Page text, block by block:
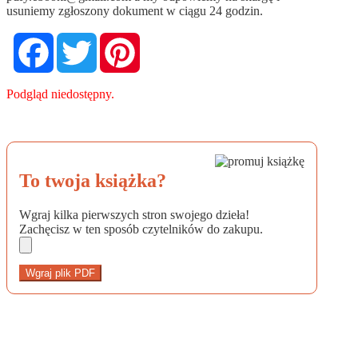
usuniemy zgłoszony dokument w ciągu 24 godzin.
FacebookTwitter
Podgląd niedostępny.
To twoja książka?
Wgraj kilka pierwszych stron swojego dzieła!
Zachęcisz w ten sposób czytelników do zakupu.
Wgraj plik PDF